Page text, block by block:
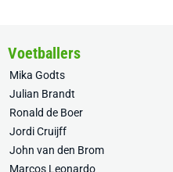
Voetballers
Mika Godts
Julian Brandt
Ronald de Boer
Jordi Cruijff
John van den Brom
Marcos Leonardo